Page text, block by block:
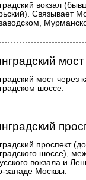
вокзал
Связывает
мост
мост через
шоссе.
проспект
шоссе),
вокзала и
западе Москвы.